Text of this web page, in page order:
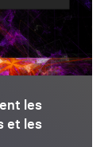
les
et les